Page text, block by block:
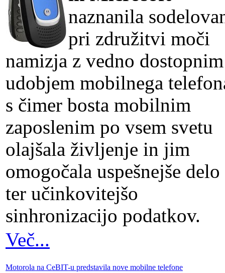
naznanila
pri združitvi moči
namizja z vedno dostopnim
udobjem mobilnega
s čimer bosta mobilnim
zaposlenim po vsem svetu
olajšala življenje in jim
omogočala uspešnejše delo
ter učinkovitejšo
sinhronizacijo podatkov.
Več...
Motorola na CeBIT-u predstavila nove mobilne telefone